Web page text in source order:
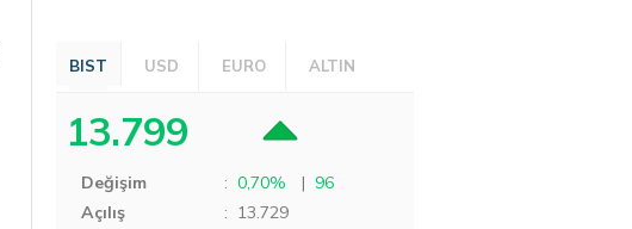
BIST USD EURO ALTIN
13.799
Değişim : 0,70% | 96
Açılış
: 13.729